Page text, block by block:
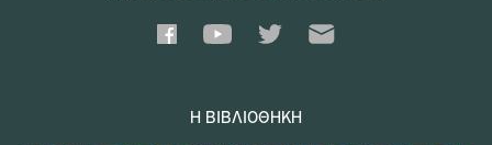
Η ΒΙΒΛΙΟΘΉΚΗ